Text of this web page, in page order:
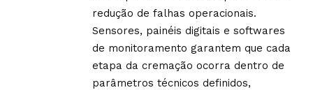
redução de falhas operacionais.
Sensores, painéis digitais e softwares
de monitoramento garantem que cada
etapa da cremação ocorra dentro de
parâmetros técnicos definidos,